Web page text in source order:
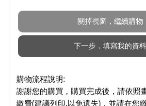
購物流程說明:
謝謝您的購買，購買完成後，請依照
繳費(建議列印,以免遺失)，並請在您